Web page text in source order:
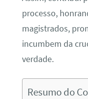
processo,
magistrados,
incumbem da
verdade.
Resumo do